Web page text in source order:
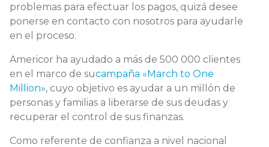
problemas para efectuar los pagos, quizá desee
ponerse en contacto con nosotros para ayudarle
en el proceso.
Americor ha ayudado a más de 500 000 clientes
en el marco de sucampaña «March to One
Million», cuyo objetivo es ayudar a un millón de
personas y familias a liberarse de sus deudas y
recuperar el control de sus finanzas.
Como referente de confianza a nivel nacional